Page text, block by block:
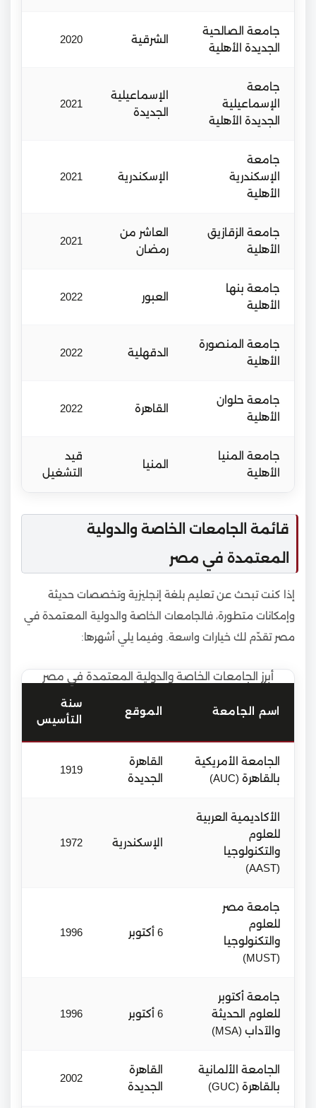
جامعة الصالحية
الجديدة الأهلية
الشرقية 2020
جامعة
الإسماعيلية
الجديدة الأهلية
الإسماعيلية
الجديدة
2021
جامعة
الإسكندرية
الأهلية
الإسكندرية 2021
جامعة الزقازيق
الأهلية
العاشر من
رمضان
2021
جامعة بنها
الأهلية
العبور 2022
جامعة المنصورة
الأهلية
الدقهلية 2022
جامعة حلوان
الأهلية
القاهرة 2022
جامعة المنيا
الأهلية
المنيا
قيد
التشغيل
قائمة الجامعات الخاصة والدولية
المعتمدة في مصر
إذا كنت تبحث عن تعليم بلغة إنجليزية وتخصصات حديثة
وإمكانات متطورة، فالجامعات الخاصة والدولية المعتمدة في
مصر تقدّم لك خيارات واسعة. وفيما يلي أشهرها:
أبرز الجامعات الخاصة والدولية المعتمدة في مصر
اسم الجامعة الموقع
سنة
التأسيس
الجامعة الأمريكية
بالقاهرة (AUC)
القاهرة
الجديدة
1919
الأكاديمية العربية
للعلوم
والتكنولوجيا
(AAST)
الإسكندرية 1972
جامعة مصر
للعلوم
والتكنولوجيا
(MUST)
6 أكتوبر 1996
جامعة أكتوبر
للعلوم الحديثة
والآداب (MSA)
6 أكتوبر 1996
الجامعة الألمانية
بالقاهرة (GUC)
القاهرة
الجديدة
2002